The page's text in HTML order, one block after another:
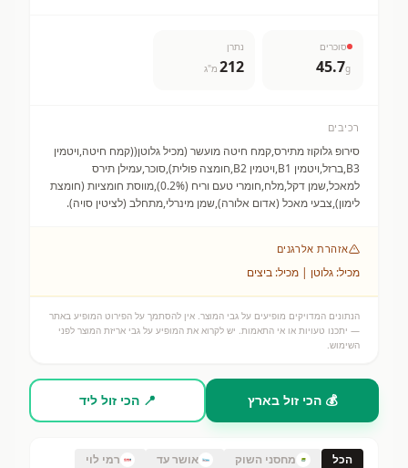
סוכרים
45.7g
נתרן
212 מ"ג
רכיבים
סירופ גלוקוז מתירס,קמח חיטה מועשר (מכיל גלוטן((קמח חיטה,ויטמין
B3,ברזל,ויטמין B1,ויטמין B2,חומצה פולית),סוכר,עמילן תירס
למאכל,שמן דקל,מלח,חומרי טעם וריח (0.2%),מווסת חומציות (חומצת
לימון),צבעי מאכל (אדום אלורה),שמן מינרלי,מתחלב (לציטין סויה).
אזהרת אלרגנים
מכיל: גלוטן | מכיל: ביצים
הנתונים המדויקים מופיעים על גבי המוצר. אין להסתמך על הפירוט המופיע באתר
— יתכנו טעויות או אי התאמות. יש לקרוא את המופיע על גבי אריזת המוצר לפני
השימוש.
💰 הכי זול בארץ 📍 הכי זול ליד
הכל מחסני השוק אושר עד רמי לוי